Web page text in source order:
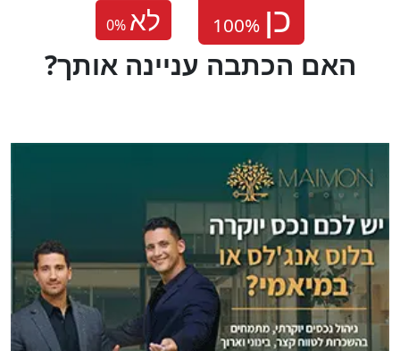
0% לא
?האם הכתבה עניינה אותך